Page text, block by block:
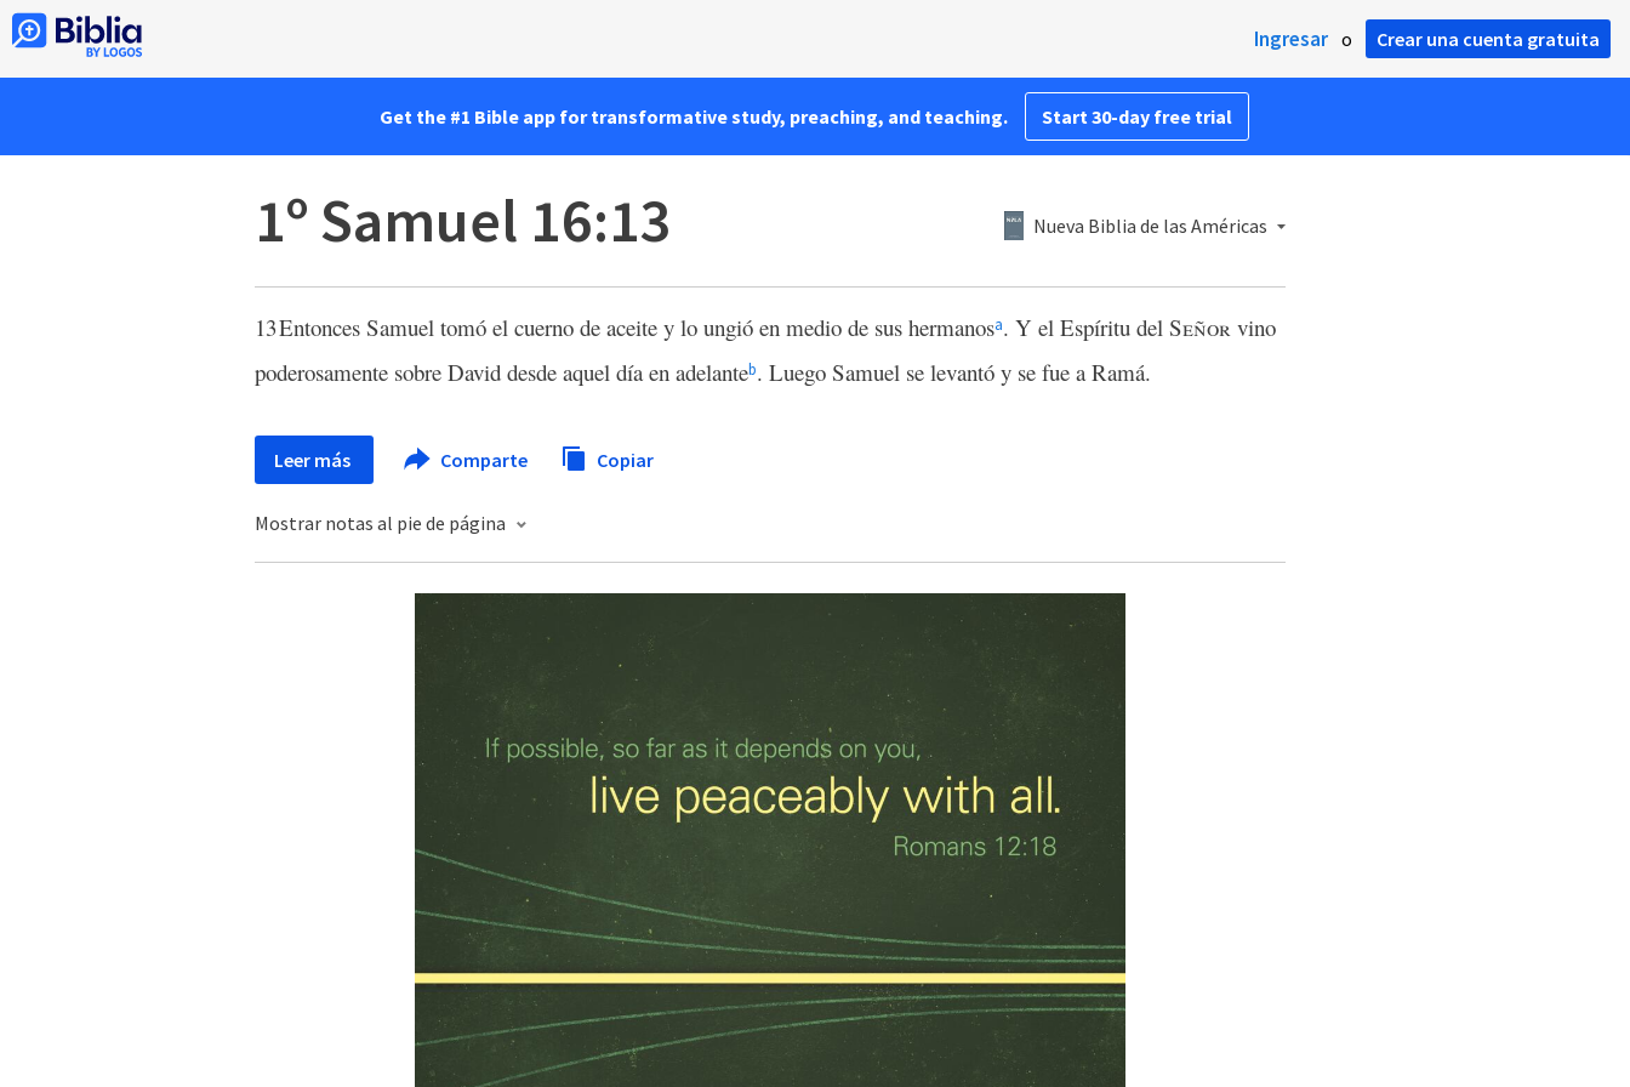
Ingresar o Crear una cuenta gratuita
Get the #1 Bible app for transformative study, preaching, and teaching. Start 30-day free trial
1º Samuel 16:13 Nueva Biblia de las Américas
13Entonces Samuel tomó el cuerno de aceite y lo ungió en medio de sus hermanosa. Y el Espíritu del Señor vino
poderosamente sobre David desde aquel día en adelanteb. Luego Samuel se levantó y se fue a Ramá.
Leer más Comparte Copiar
Mostrar notas al pie de página